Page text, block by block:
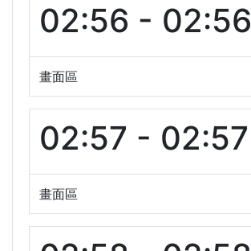
02:56 - 02:56
畫面區
02:57 - 02:57
畫面區